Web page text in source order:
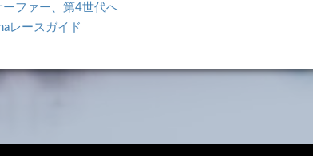
ファー、第4世代へ
レースガイド